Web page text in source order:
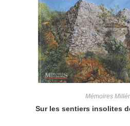
Mémoires
Sur les sentiers insolites